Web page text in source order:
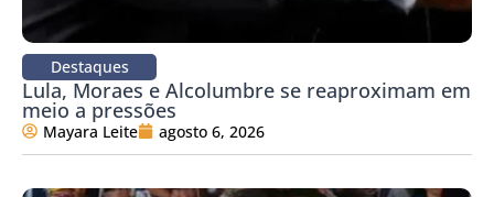
Destaques
Lula, Moraes e Alcolumbre se reaproximam em
meio a pressões
Mayara Leite agosto 6, 2026